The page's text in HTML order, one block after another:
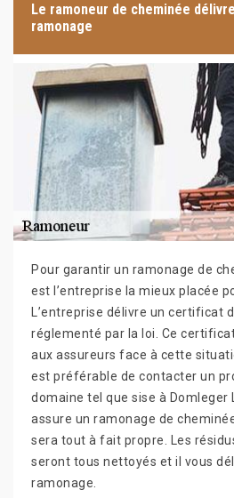
Le ramoneur de cheminée
ramonage
Pour garantir un ramonage de
est l’entreprise la mieux placée
L’entreprise délivre un certificat
réglementé par la loi. Ce
aux assureurs face à cette
est préférable de contacter un
domaine tel que sise à Domleger
assure un ramonage de
sera tout à fait propre. Les
seront tous nettoyés et il vous
ramonage.